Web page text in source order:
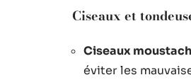
Ciseaux et
Ciseaux
éviter les